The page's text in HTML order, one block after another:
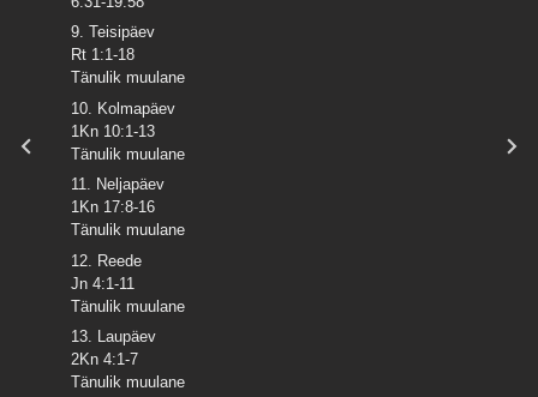
9. Teisipäev
Rt 1:1-18
Tänulik muulane
10. Kolmapäev
1Kn 10:1-13
Tänulik muulane
11. Neljapäev
1Kn 17:8-16
Tänulik muulane
12. Reede
Jn 4:1-11
Tänulik muulane
13. Laupäev
2Kn 4:1-7
Tänulik muulane